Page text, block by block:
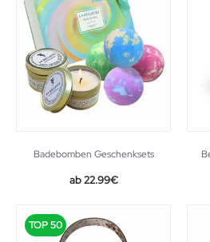
Badebomben Geschenksets
Original
34.99€.
22.99€Current
22.99€.
TOP 50